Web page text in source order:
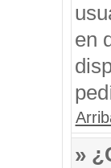
en
»